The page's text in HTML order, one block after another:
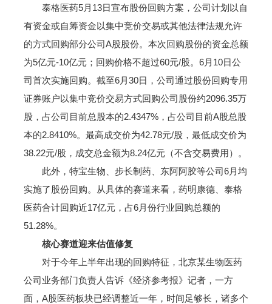
泰格医药5月13日宣布股份回购方案，公司计划以自
有资金或自筹资金以集中竞价交易或其他法律法规允许
的方式回购部分公司A股股份。本次回购股份的资金总额
为5亿元-10亿元；回购价格不超过60元/股。6月10日公
司首次实施回购。截至6月30日，公司通过股份回购专用
证券账户以集中竞价交易方式回购公司股份约2096.35万
股，占公司目前总股本的2.4347%，占公司目前A股总股
本的2.8410%。最高成交价为42.78元/股，最低成交价为
38.22元/股，成交总金额为8.24亿元（不含交易费用）。
此外，特宝生物、步长制药、东阿阿胶等公司6月均
实施了股份回购。从具体的赛道来看，药明康德、泰格
医药合计回购近17亿元，占6月份行业回购总额的
51.28%。
核心赛道迎来估值修复
对于今年上半年出现的回购特征，北京某生物医药
公司业务部门负责人告诉《经济参考报》记者，一方
面，A股医药板块已经调整近一年，时间足够长，诸多个